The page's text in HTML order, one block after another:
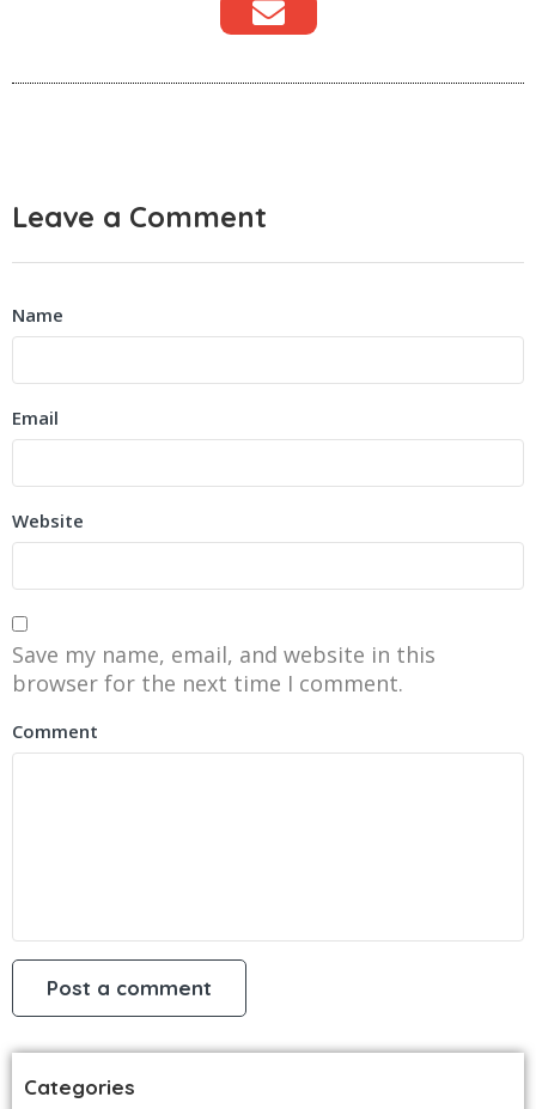
Leave a Comment
Name
Email
Website
Save my name, email, and website in this
browser for the next time I comment.
Comment
Categories